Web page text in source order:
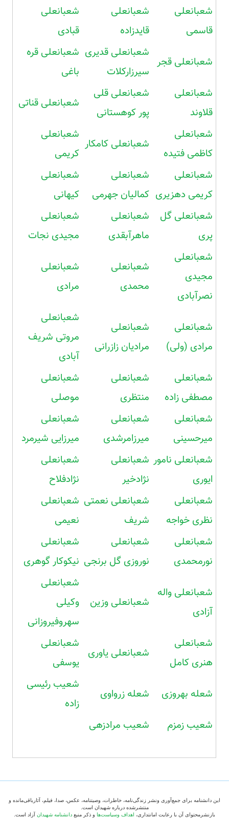
شعبانعلی
قاسمی
شعبانعلی
قایدزاده
شعبانعلی
قبادی
شعبانعلی قجر
شعبانعلی قدیری
سیرزارکلات
شعبانعلی قره
باغی
شعبانعلی
قلاوند
شعبانعلی قلی
پور کوهستانی
شعبانعلی قناتی
شعبانعلی
کاظمی فتیده
شعبانعلی کامکار
شعبانعلی
کریمی
شعبانعلی
کریمی دهزیری
شعبانعلی
کمالیان جهرمی
شعبانعلی
کیهانی
شعبانعلی گل
پری
شعبانعلی
ماهرآبقدی
شعبانعلی
مجیدی نجات
شعبانعلی
مجیدی
نصرآبادی
شعبانعلی
محمدی
شعبانعلی
مرادی
شعبانعلی
مرادی (ولی)
شعبانعلی
مرادیان زازرانی
شعبانعلی
مروتی شریف
آبادی
شعبانعلی
مصطفی زاده
شعبانعلی
منتظری
شعبانعلی
موصلی
شعبانعلی
میرحسینی
شعبانعلی
میرزامرشدی
شعبانعلی
میرزایی شیرمرد
شعبانعلی نامور
ایوری
شعبانعلی
نژادخیر
شعبانعلی
نژادفلاح
شعبانعلی
نظری خواجه
شعبانعلی نعمتی
شریف
شعبانعلی
نعیمی
شعبانعلی
نورمحمدی
شعبانعلی
نوروزی گل برنجی
شعبانعلی
نیکوکار گوهری
شعبانعلی واله
آزادی
شعبانعلی وزین
شعبانعلی
وکیلی
سهروفیروزانی
شعبانعلی
هنری کامل
شعبانعلی یاوری
شعبانعلی
یوسفی
شعله بهروزی شعله زرواوی
شعیب رئیسی
زاده
شعیب زمزم
شعیب مرادزهی
این دانشنامه برای جمع‌آوری ونشر زندگی‌نامه، خاطرات، وصیتنامه، عکس، صدا، فیلم، آثارباقی‌مانده و
منتشرشده درباره شهیدان است.
بازنشرمحتوای آن با رعایت امانتداری، اهداف وسیاست‌ها و ذکر منبع دانشنامه شهیدان آزاد است.